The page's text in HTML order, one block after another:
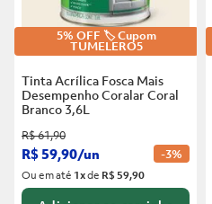
5% OFF 🏷️ Cupom
TUMELERO5
Tinta Acrílica Fosca Mais
Desempenho Coralar Coral
Branco 3,6L
R$61,90
R$59,90/un -3%
Ou em até 1xde R$ 59,90